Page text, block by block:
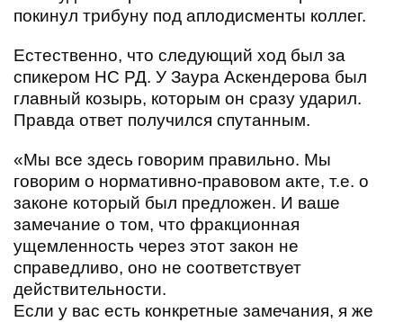
покинул трибуну под аплодисменты коллег.
Естественно, что следующий ход был за
спикером НС РД. У Заура Аскендерова был
главный козырь, которым он сразу ударил.
Правда ответ получился спутанным.
«Мы все здесь говорим правильно. Мы
говорим о нормативно-правовом акте, т.е. о
законе который был предложен. И ваше
замечание о том, что фракционная
ущемленность через этот закон не
справедливо, оно не соответствует
действительности.
Если у вас есть конкретные замечания, я же